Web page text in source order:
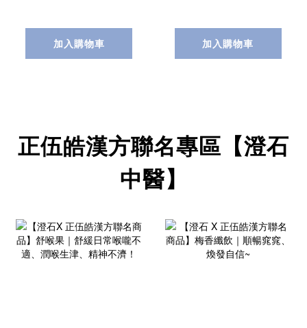
加入購物車 加入購物車
正伍皓漢方聯名專區【澄石
中醫】